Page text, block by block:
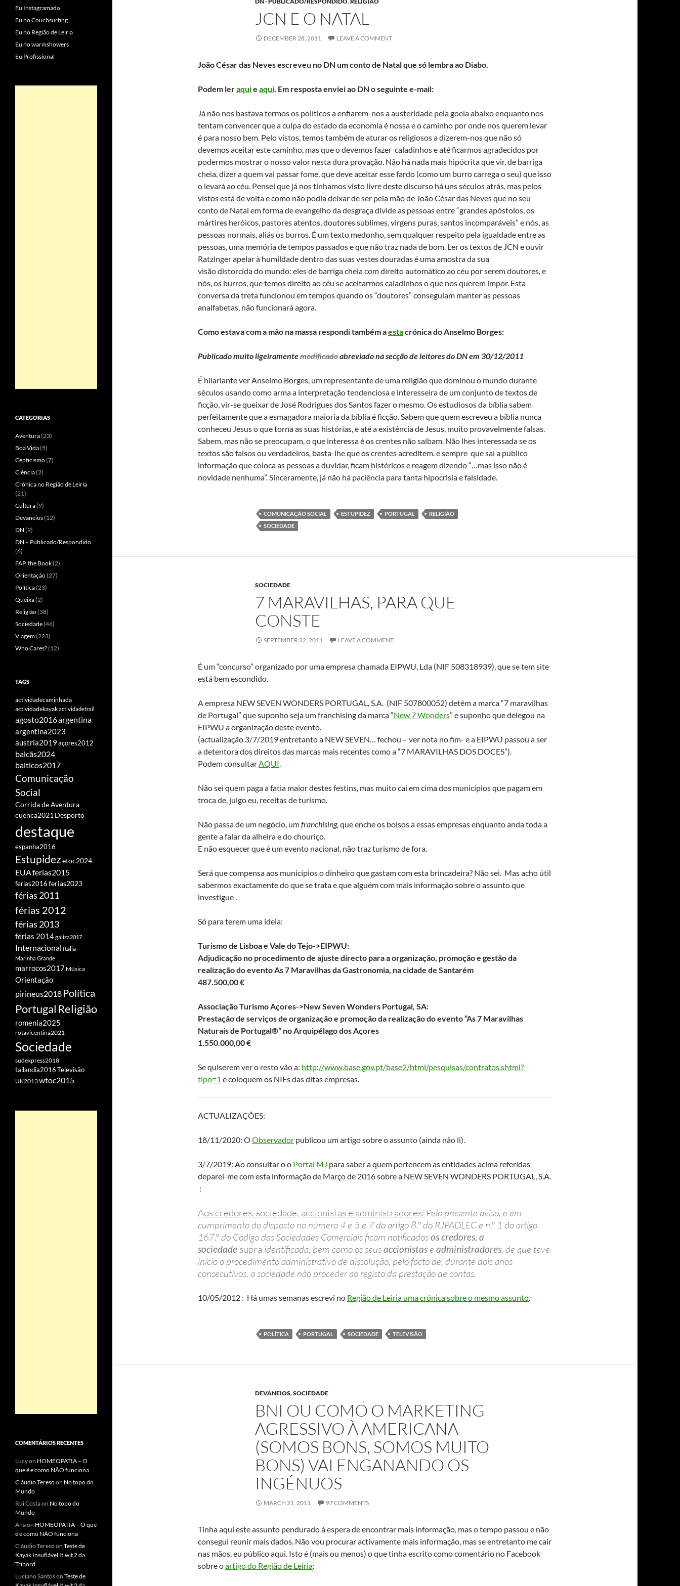
JCN E O NATAL
DECEMBER 28, 2011 LEAVE A COMMENT
João César das Neves escreveu no DN um conto de Natal que só lembra ao Diabo.
Podem leraquie aqui. Em resposta enviei ao DN o seguinte e-mail:
Já não nos bastava termos os políticos a enfiarem-nos a austeridade pela goela abaixo enquanto nos
tentam convencer que a culpa do estado da economia é nossa e o caminho por onde nos querem levar
é para nosso bem. Pelo vistos, temos também de aturar os religiosos a dizerem-nos que não só
devemos aceitar este caminho, mas que o devemos fazer caladinhos e até ficarmos agradecidos por
podermos mostrar o nosso valor nesta dura provação. Não há nada mais hipócrita que vir, de barriga
cheia, dizer a quem vai passar fome, que deve aceitar esse fardo (como um burro carrega o seu) que isso
o levará ao céu. Pensei que já nos tínhamos visto livre deste discurso há uns séculos atrás, mas pelos
vistos está de volta e como não podia deixar de ser pela mão de João César das Neves que no seu
conto de Natal em forma de evangelho da desgraça divide as pessoas entre “grandes apóstolos, os
mártires heróicos, pastores atentos, doutores sublimes, virgens puras, santos incomparáveis” e nós, as
pessoas normais, aliás os burros. É um texto medonho, sem qualquer respeito pela igualdade entre as
pessoas, uma memória de tempos passados e que não traz nada de bom. Ler os textos de JCN e ouvir
Ratzinger apelar à humildade dentro das suas vestes douradas é uma amostra da sua
visão distorcida do mundo: eles de barriga cheia com direito automático ao céu por serem doutores, e
nós, os burros, que temos direito ao céu se aceitarmos caladinhos o que nos querem impor. Esta
conversa da treta funcionou em tempos quando os “doutores” conseguiam manter as pessoas
analfabetas, não funcionará agora.
Como estava com a mão na massa respondi também aestacrónica do Anselmo Borges:
Publicado muito ligeiramentemodificadoabreviado na secção de leitores do DN em 30/12/2011
É hilariante ver Anselmo Borges, um representante de uma religião que dominou o mundo durante
séculos usando como arma a interpretação tendenciosa e interesseira de um conjunto de textos de
ficção, vir-se queixar de José Rodrigues dos Santos fazer o mesmo. Os estudiosos da bíblia sabem
perfeitamente que a esmagadora maioria da bíblia é ficção. Sabem que quem escreveu a bíblia nunca
conheceu Jesus o que torna as suas histórias, e até a existência de Jesus, muito provavelmente falsas.
Sabem, mas não se preocupam, o que interessa é os crentes não saibam. Não lhes interessada se os
textos são falsos ou verdadeiros, basta-lhe que os crentes acreditem. e sempre que sai a publico
informação que coloca as pessoas a duvidar, ficam histéricos e reagem dizendo “…mas isso não é
novidade nenhuma”. Sinceramente, já não há paciência para tanta hipocrisia e falsidade.
COMUNICAÇÃO SOCIAL ESTUPIDEZ PORTUGAL
RELIGIÃO
SOCIEDADE
SOCIEDADE
7 MARAVILHAS, PARA QUE
CONSTE
SEPTEMBER 22, 2011 LEAVE A COMMENT
É um “concurso” organizado por uma empresa chamada EIPWU, Lda (NIF 508318939), que se tem site
está bem escondido.
A empresa NEW SEVEN WONDERS PORTUGAL, S.A. (NIF 507800052) detêm a marca “7 maravilhas
de Portugal” que suponho seja um franchising da marca “New 7 Wonders” e suponho que delegou na
EIPWU a organização deste evento.
(actualização 3/7/2019 entretanto a NEW SEVEN… fechou – ver nota no fim- e a EIPWU passou a ser
a detentora dos direitos das marcas mais recentes como a “7 MARAVILHAS DOS DOCES”).
Podem consultarAQUI.
Não sei quem paga a fatia maior destes festins, mas muito cai em cima dos municípios que pagam em
troca de, julgo eu, receitas de turismo.
Não passa de um negócio, umfranchising, que enche os bolsos a essas empresas enquanto anda toda a
gente a falar da alheira e do chouriço.
E não esquecer que é um evento nacional, não traz turismo de fora.
Será que compensa aos municípios o dinheiro que gastam com esta brincadeira? Não sei. Mas acho útil
sabermos exactamente do que se trata e que alguém com mais informação sobre o assunto que
investigue .
Só para terem uma ideia:
Turismo de Lisboa e Vale do Tejo->EIPWU:
Adjudicação no procedimento de ajuste directo para a organização, promoção e gestão da
realização do evento As 7 Maravilhas da Gastronomia, na cidade de Santarém
487.500,00 €
Associação Turismo Açores->New Seven Wonders Portugal, SA:
Prestação de serviços de organização e promoção da realização do evento “As 7 Maravilhas
Naturais de Portugal®” no Arquipélago dos Açores
1.550.000,00 €
Se quiserem ver o resto vão a: http://www.base.gov.pt/base2/html/pesquisas/contratos.shtml?
tipo=1 e coloquem os NIFs das ditas empresas.
ACTUALIZAÇÕES:
18/11/2020: O Observador publicou um artigo sobre o assunto (ainda não li).
3/7/2019: Ao consultar o o Portal MJ para saber a quem pertencem as entidades acima referidas
deparei-me com esta informação de Março de 2016 sobre a NEW SEVEN WONDERS PORTUGAL, S.A.
:
Aos credores, sociedade, accionistas e administradores: Pelo presente aviso, e em
cumprimento do disposto no número 4 e 5 e 7 do artigo 8.º do RJPADLEC e n,º 1 do artigo
167.º do Código das Sociedades Comerciais ficam notificadosos credores, a
sociedade supra identificada, bem como os seusaccionistase administradores, de que teve
início o procedimento administrativo de dissolução, pelo facto de, durante dois anos
consecutivos, a sociedade não proceder ao registo da prestação de contas.
10/05/2012 : Há umas semanas escrevi no Região de Leiria uma crónica sobre o mesmo assunto.
POLÍTICA PORTUGAL SOCIEDADE TELEVISÃO
DEVANEIOS,SOCIEDADE
BNI OU COMO O MARKETING
AGRESSIVO À AMERICANA
(SOMOS BONS, SOMOS MUITO
BONS) VAI ENGANANDO OS
INGÉNUOS
MARCH 21, 2011 97 COMMENTS
Tinha aqui este assunto pendurado à espera de encontrar mais informação, mas o tempo passou e não
consegui reunir mais dados. Não vou procurar activamente mais informação, mas se entretanto me cair
nas mãos, eu público aqui. Isto é (mais ou menos) o que tinha escrito como comentário no Facebook
sobre oartigo do Região de Leiria:
Eu Instagramado
Eu no Couchsurfing
Eu no Região de Leiria
Eu no warmshowers
Eu Profissional
CATEGORIAS
Aventura(23)
Boa Vida(5)
Cepticismo(7)
Ciência(2)
Crónica no Região de Leiria
(21)
Cultura(9)
Devaneios(12)
DN (9)
DN – Publicado/Respondido
(6)
FAP, the Book(2)
Orientação(27)
Política(23)
Queixa(2)
Religião(38)
Sociedade(46)
Viagem(223)
Who Cares?(12)
TAGS
actividadecaminhada
actividadekayakactividadetrail
agosto2016argentina
argentina2023
austria2019açores2012
balcãs2024
balticos2017
Comunicação
Social
Corrida de Aventura
cuenca2021 Desporto
destaque
espanha2016
Estupidezetoc2024
EUAferias2015
ferias2016ferias2023
férias 2011
férias 2012
férias 2013
férias 2014galiza2017
Internacional Itália
Marinha Grande
marrocos2017 Música
Orientação
pirineus2018 Política
Portugal Religião
romenia2025
rotavicentina2021
Sociedade
sudexpress2018
tailandia2016Televisão
UK2013wtoc2015
COMENTÁRIOS RECENTES
Lucyon HOMEOPATIA – O
que é e como NÃO funciona
Cláudio Teresoon No topo do
Mundo
Rui Costaon No topo do
Mundo
Anaon HOMEOPATIA – O que
é e como NÃO funciona
Cláudio Teresoon Teste de
Kayak Insuflável Itiwit 2 da
Tribord
Luciano Santoson Teste de